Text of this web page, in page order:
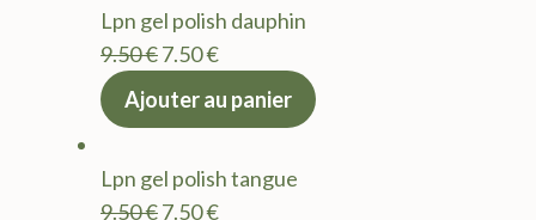
9.50 €.7.50 €.
Lpn gel polish dauphin
9.50€Le
prix
9.50 €.
7.50€Le
actuel
7.50 €.
Ajouter au panier
Lpn gel polish tangue
9.50€Le
7.50€Le